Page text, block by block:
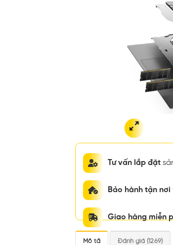
Tư vấn lắp đặt
Bảo hành tận nơi
Giao hàng miễn
Mô tả Đánh giá (1269)